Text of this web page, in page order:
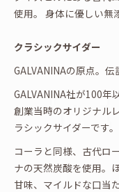
使用。 身体に優しい無
クラシックサイダー
GALVANINAの原点。伝
GALVANINA社が100年
創業当時のオリジナル
ラシックサイダーです。
コーラと同様、古代ロ
ナの天然炭酸を使用。
甘味、マイルドな口当